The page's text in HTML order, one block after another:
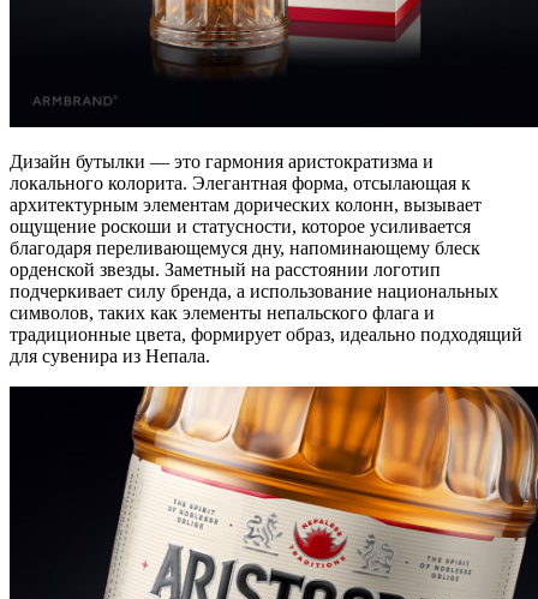
Дизайн бутылки — это гармония аристократизма и
локального колорита. Элегантная форма, отсылающая к
архитектурным элементам дорических колонн, вызывает
ощущение роскоши и статусности, которое усиливается
благодаря переливающемуся дну, напоминающему блеск
орденской звезды. Заметный на расстоянии логотип
подчеркивает силу бренда, а использование национальных
символов, таких как элементы непальского флага и
традиционные цвета, формирует образ, идеально подходящий
для сувенира из Непала.